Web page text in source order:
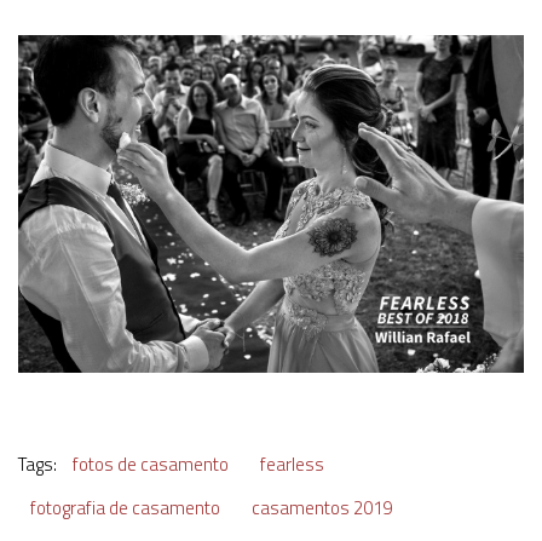
Tags: fotos de casamento
fearless
fotografia de casamento
casamentos 2019